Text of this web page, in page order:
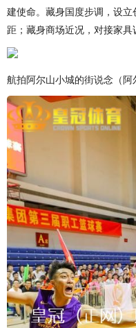
建使命。藏身国度步调，设
距；藏身商场近况，对接家具
航拍阿尔山小城的街说念（阿